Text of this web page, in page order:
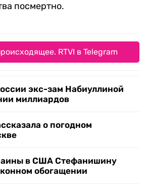
посмертно.
RTVI в Telegram
экс-зам Набиуллиной
миллиардов
о погодном
в США Стефанишину
обогащении